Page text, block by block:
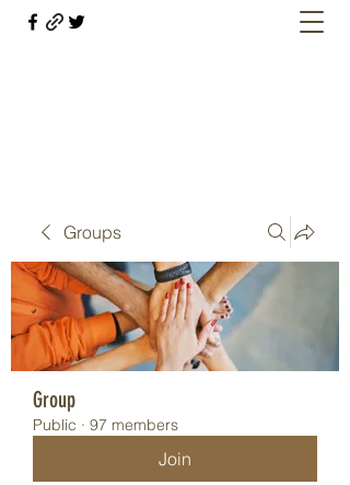
Groups
Group
Public · 97 members
Join